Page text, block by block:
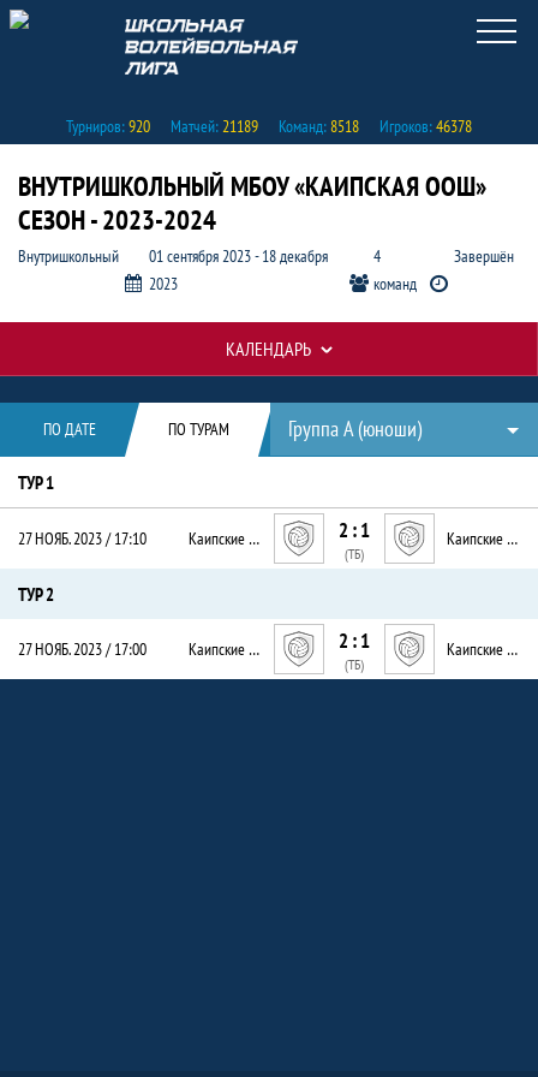
Турниров:920 Матчей:21189 Команд:8518 Игроков:46378
ВНУТРИШКОЛЬНЫЙ МБОУ «КАИПСКАЯ ООШ»
СЕЗОН - 2023-2024
Внутришкольный
01 сентября 2023 - 18 декабря
2023
4
команд
Завершён
Календарь по дате и по турам,
ПО ДАТЕ ПО ТУРАМ Группа А (юноши)
ТУР 1
27 НОЯБ. 2023 / 17:10 Каипские чемпионы 2 : 1
(ТБ)
Каипские спартанцы
ТУР 2
27 НОЯБ. 2023 / 17:00 Каипские спартанцы 2 : 1
(ТБ)
Каипские чемпионы
КАЛЕНДАРЬ
Таблицы турнира